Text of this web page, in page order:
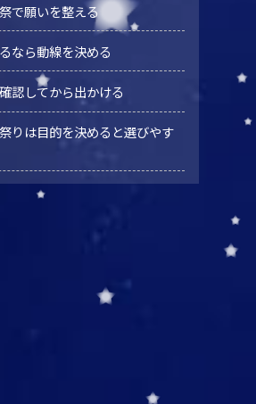
で願いを整える
なら動線を決める
認してから出かける
りは目的を決めると選びやす